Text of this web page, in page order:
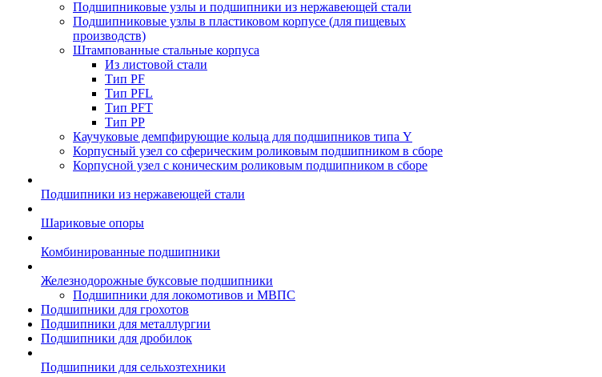
Подшипниковые узлы и подшипники из нержавеющей стали
Подшипниковые узлы в пластиковом корпусе (для пищевых
производств)
Штампованные стальные корпуса
Из листовой стали
Тип PF
Тип PFL
Тип PFT
Тип PP
Каучуковые демпфирующие кольца для подшипников типа Y
Корпусный узел со сферическим роликовым подшипником в сборе
Корпусной узел с коническим роликовым подшипником в сборе
Подшипники из нержавеющей стали
Шариковые опоры
Комбинированные подшипники
Железнодорожные буксовые подшипники
Подшипники для локомотивов и МВПС
Подшипники для грохотов
Подшипники для металлургии
Подшипники для дробилок
Подшипники для сельхозтехники